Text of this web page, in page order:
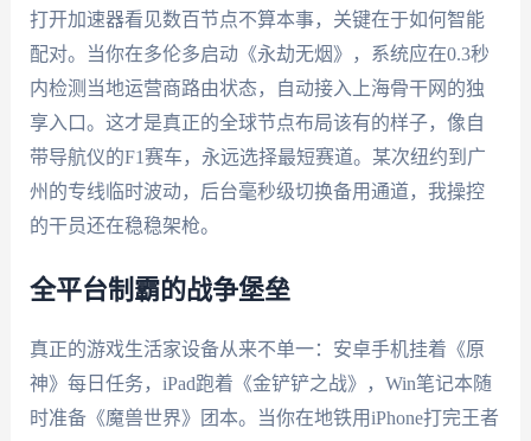
打开加速器看见数百节点不算本事，关键在于如何智能
配对。当你在多伦多启动《永劫无烟》，系统应在0.3秒
内检测当地运营商路由状态，自动接入上海骨干网的独
享入口。这才是真正的全球节点布局该有的样子，像自
带导航仪的F1赛车，永远选择最短赛道。某次纽约到广
州的专线临时波动，后台毫秒级切换备用通道，我操控
的干员还在稳稳架枪。
全平台制霸的战争堡垒
真正的游戏生活家设备从来不单一：安卓手机挂着《原
神》每日任务，iPad跑着《金铲铲之战》，Win笔记本随
时准备《魔兽世界》团本。当你在地铁用iPhone打完王者